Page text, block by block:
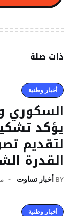
ذات صلة
أخبار وطنية
السكوري
يؤكد
لتقديم
القدرة
BY أخبار تساوت
أخبار وطنية